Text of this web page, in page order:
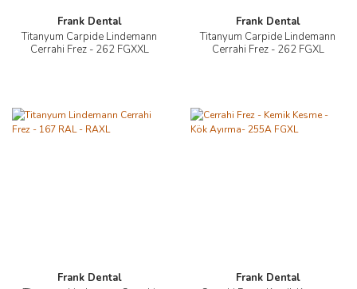
Frank Dental
Titanyum Carpide Lindemann
Cerrahi Frez - 262 FGXXL
Frank Dental
Titanyum Carpide Lindemann
Cerrahi Frez - 262 FGXL
Frank Dental
Frank Dental